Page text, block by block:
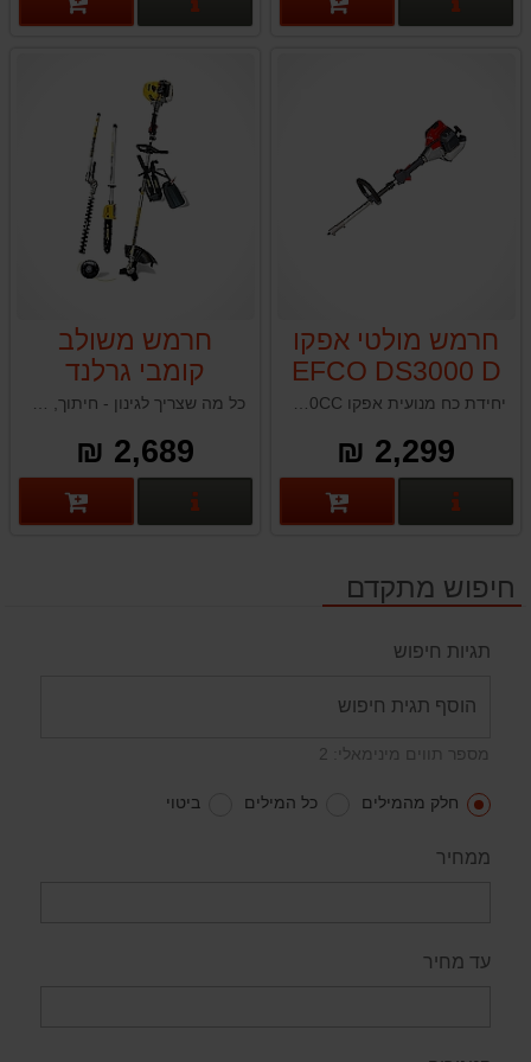
חרמש מולטי אפקו
EFCO DS3000 D
30CC
2,299 ₪
פרטים נוספים
חרמש משולב
קומבי גרלנד
Garland BEST
710 DPG
2,689 ₪
פרטים נוספים
חיפוש מתקדם
תגיות חיפוש
מספר תווים מינימאלי: 2
חלק מהמילים כל המילים ביטוי
ממחיר
עד מחיר